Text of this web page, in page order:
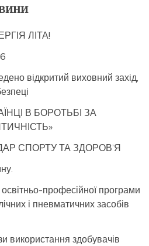
ЛІТА!
відкритий виховний захід,
В БОРОТЬБІ ЗА
СПОРТУ ТА ЗДОРОВ’Я
професійної програми
і пневматичних засобів
використання здобувачів